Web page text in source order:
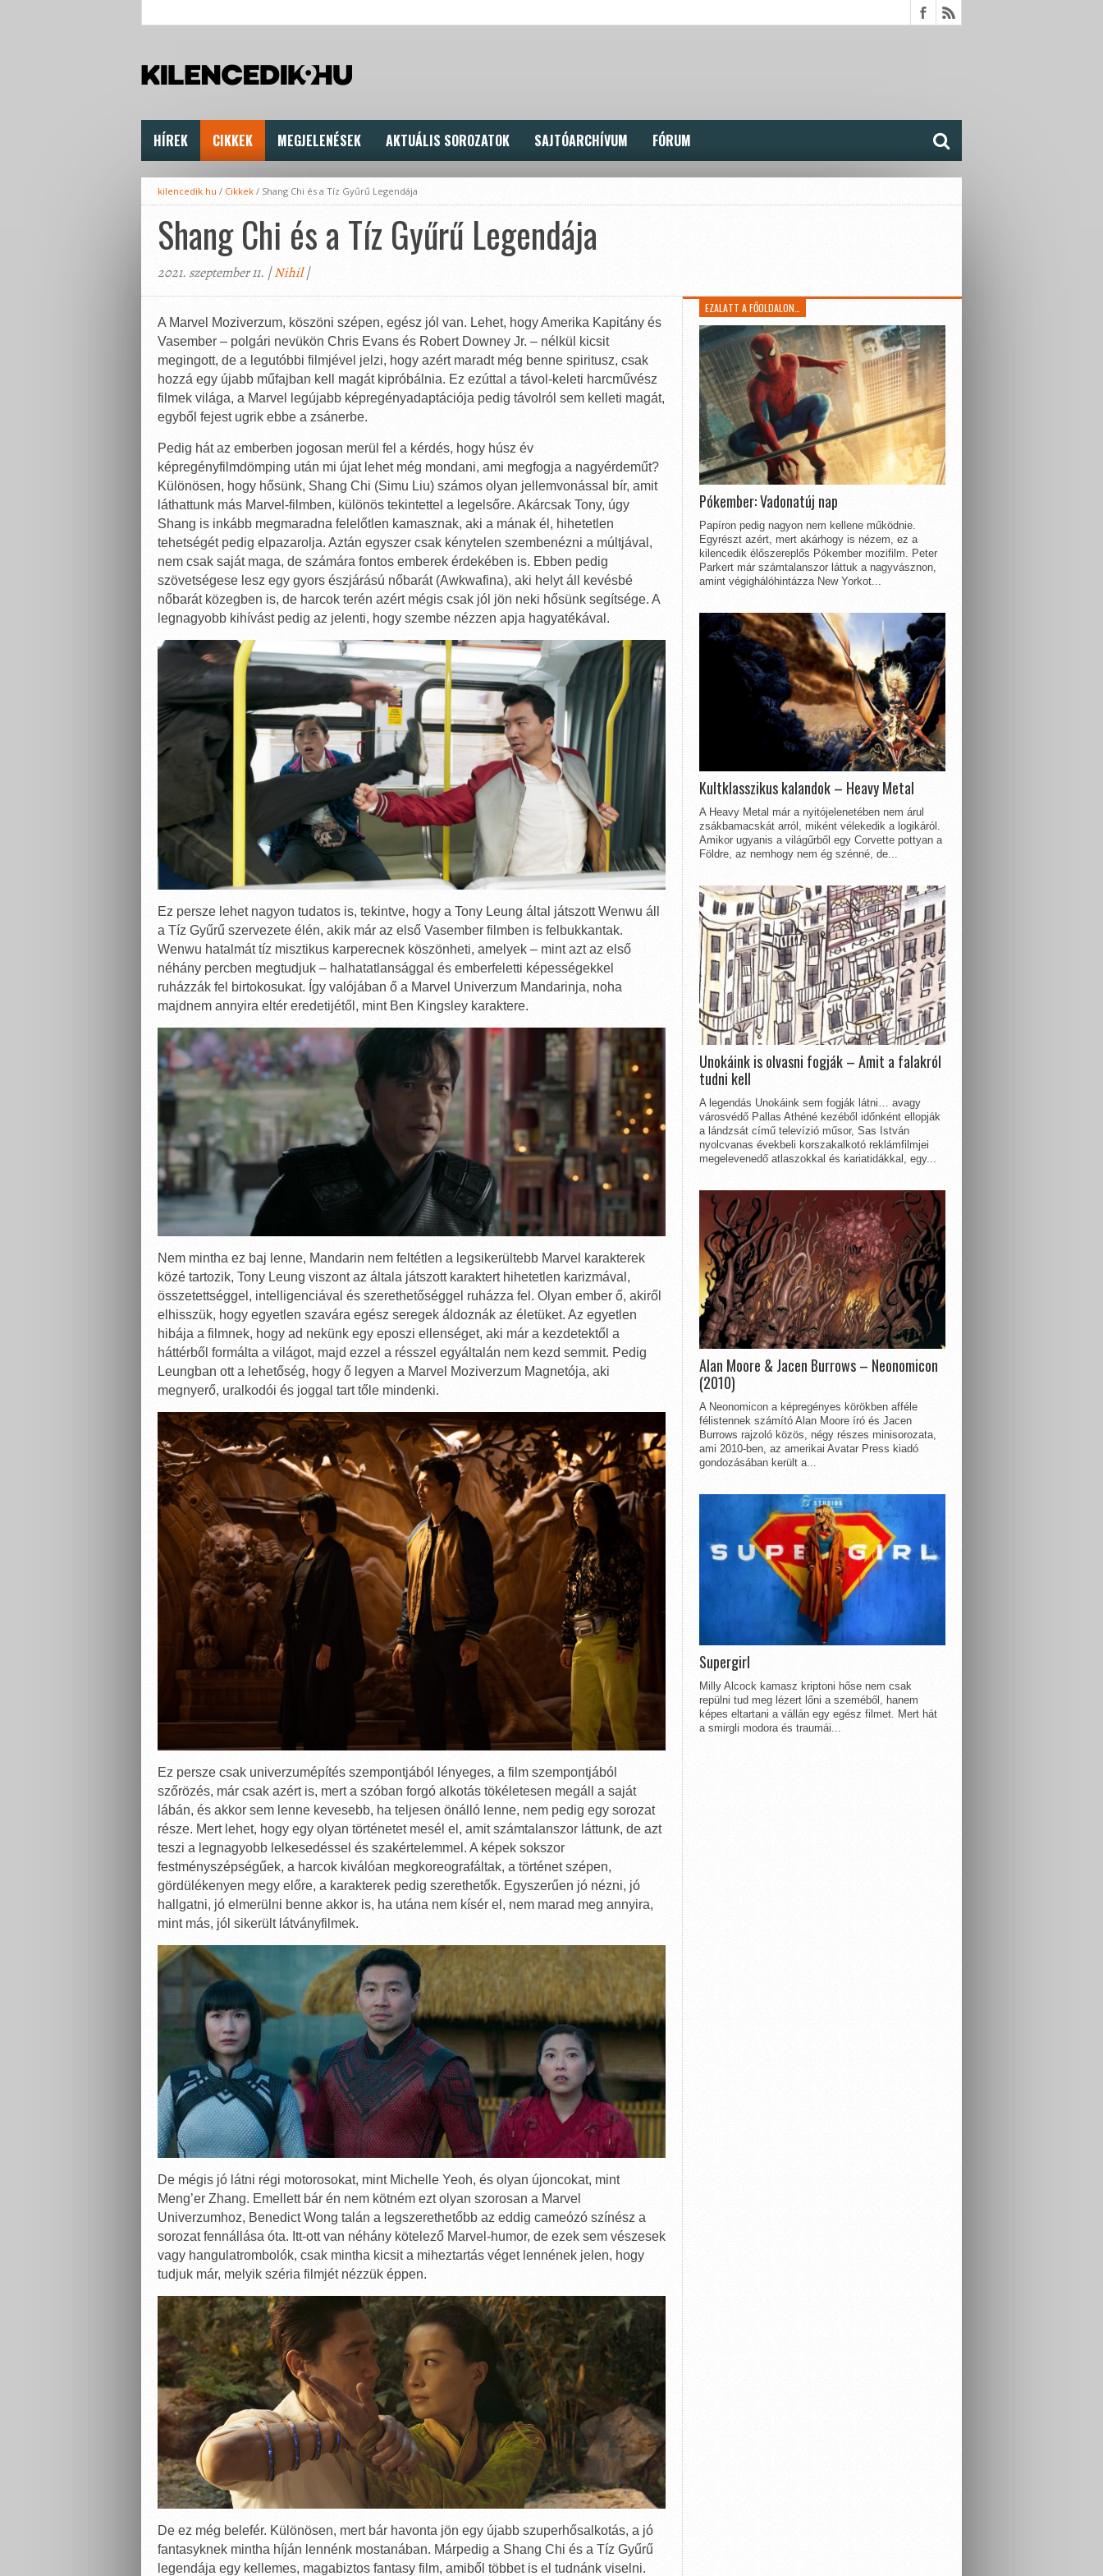
HÍREK CIKKEK MEGJELENÉSEK AKTUÁLIS SOROZATOK SAJTÓARCHÍVUM FÓRUM
kilencedik.hu / Cikkek / Shang Chi és a Tíz Gyűrű Legendája
Shang Chi és a Tíz Gyűrű Legendája
2021. szeptember 11. |Nihil|
A Marvel Moziverzum, köszöni szépen, egész jól van. Lehet, hogy Amerika Kapitány és
Vasember – polgári nevükön Chris Evans és Robert Downey Jr. – nélkül kicsit
megingott, de a legutóbbi filmjével jelzi, hogy azért maradt még benne spiritusz, csak
hozzá egy újabb műfajban kell magát kipróbálnia. Ez ezúttal a távol-keleti harcművész
filmek világa, a Marvel legújabb képregényadaptációja pedig távolról sem kelleti magát,
egyből fejest ugrik ebbe a zsánerbe.
Pedig hát az emberben jogosan merül fel a kérdés, hogy húsz év
képregényfilmdömping után mi újat lehet még mondani, ami megfogja a nagyérdeműt?
Különösen, hogy hősünk, Shang Chi (Simu Liu) számos olyan jellemvonással bír, amit
láthattunk más Marvel-filmben, különös tekintettel a legelsőre. Akárcsak Tony, úgy
Shang is inkább megmaradna felelőtlen kamasznak, aki a mának él, hihetetlen
tehetségét pedig elpazarolja. Aztán egyszer csak kénytelen szembenézni a múltjával,
nem csak saját maga, de számára fontos emberek érdekében is. Ebben pedig
szövetségese lesz egy gyors észjárású nőbarát (Awkwafina), aki helyt áll kevésbé
nőbarát közegben is, de harcok terén azért mégis csak jól jön neki hősünk segítsége. A
legnagyobb kihívást pedig az jelenti, hogy szembe nézzen apja hagyatékával.
Ez persze lehet nagyon tudatos is, tekintve, hogy a Tony Leung által játszott Wenwu áll
a Tíz Gyűrű szervezete élén, akik már az első Vasember filmben is felbukkantak.
Wenwu hatalmát tíz misztikus karperecnek köszönheti, amelyek – mint azt az első
néhány percben megtudjuk – halhatatlansággal és emberfeletti képességekkel
ruházzák fel birtokosukat. Így valójában ő a Marvel Univerzum Mandarinja, noha
majdnem annyira eltér eredetijétől, mint Ben Kingsley karaktere.
Nem mintha ez baj lenne, Mandarin nem feltétlen a legsikerültebb Marvel karakterek
közé tartozik, Tony Leung viszont az általa játszott karaktert hihetetlen karizmával,
összetettséggel, intelligenciával és szerethetőséggel ruházza fel. Olyan ember ő, akiről
elhisszük, hogy egyetlen szavára egész seregek áldoznák az életüket. Az egyetlen
hibája a filmnek, hogy ad nekünk egy eposzi ellenséget, aki már a kezdetektől a
háttérből formálta a világot, majd ezzel a résszel egyáltalán nem kezd semmit. Pedig
Leungban ott a lehetőség, hogy ő legyen a Marvel Moziverzum Magnetója, aki
megnyerő, uralkodói és joggal tart tőle mindenki.
Ez persze csak univerzumépítés szempontjából lényeges, a film szempontjából
szőrözés, már csak azért is, mert a szóban forgó alkotás tökéletesen megáll a saját
lábán, és akkor sem lenne kevesebb, ha teljesen önálló lenne, nem pedig egy sorozat
része. Mert lehet, hogy egy olyan történetet mesél el, amit számtalanszor láttunk, de azt
teszi a legnagyobb lelkesedéssel és szakértelemmel. A képek sokszor
festményszépségűek, a harcok kiválóan megkoreografáltak, a történet szépen,
gördülékenyen megy előre, a karakterek pedig szerethetők. Egyszerűen jó nézni, jó
hallgatni, jó elmerülni benne akkor is, ha utána nem kísér el, nem marad meg annyira,
mint más, jól sikerült látványfilmek.
De mégis jó látni régi motorosokat, mint Michelle Yeoh, és olyan újoncokat, mint
Meng’er Zhang. Emellett bár én nem kötném ezt olyan szorosan a Marvel
Univerzumhoz, Benedict Wong talán a legszerethetőbb az eddig cameózó színész a
sorozat fennállása óta. Itt-ott van néhány kötelező Marvel-humor, de ezek sem vészesek
vagy hangulatrombolók, csak mintha kicsit a miheztartás véget lennének jelen, hogy
tudjuk már, melyik széria filmjét nézzük éppen.
De ez még belefér. Különösen, mert bár havonta jön egy újabb szuperhősalkotás, a jó
fantasyknek mintha híján lennénk mostanában. Márpedig a Shang Chi és a Tíz Gyűrű
legendája egy kellemes, magabiztos fantasy film, amiből többet is el tudnánk viselni.
EZALATT A FŐOLDALON…
Pókember: Vadonatúj nap
Papíron pedig nagyon nem kellene működnie.
Egyrészt azért, mert akárhogy is nézem, ez a
kilencedik élőszereplős Pókember mozifilm. Peter
Parkert már számtalanszor láttuk a nagyvásznon,
amint végighálóhintázza New Yorkot...
Kultklasszikus kalandok – Heavy Metal
A Heavy Metal már a nyitójelenetében nem árul
zsákbamacskát arról, miként vélekedik a logikáról.
Amikor ugyanis a világűrből egy Corvette pottyan a
Földre, az nemhogy nem ég szénné, de...
Unokáink is olvasni fogják – Amit a falakról
tudni kell
A legendás Unokáink sem fogják látni… avagy
városvédő Pallas Athéné kezéből időnként ellopják
a lándzsát című televízió műsor, Sas István
nyolcvanas évekbeli korszakalkotó reklámfilmjei
megelevenedő atlaszokkal és kariatidákkal, egy...
Alan Moore & Jacen Burrows – Neonomicon
(2010)
A Neonomicon a képregényes körökben afféle
félistennek számító Alan Moore író és Jacen
Burrows rajzoló közös, négy részes minisorozata,
ami 2010-ben, az amerikai Avatar Press kiadó
gondozásában került a...
Supergirl
Milly Alcock kamasz kriptoni hőse nem csak
repülni tud meg lézert lőni a szeméből, hanem
képes eltartani a vállán egy egész filmet. Mert hát
a smirgli modora és traumái...